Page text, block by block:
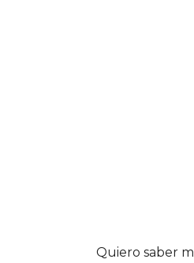
Quiero saber